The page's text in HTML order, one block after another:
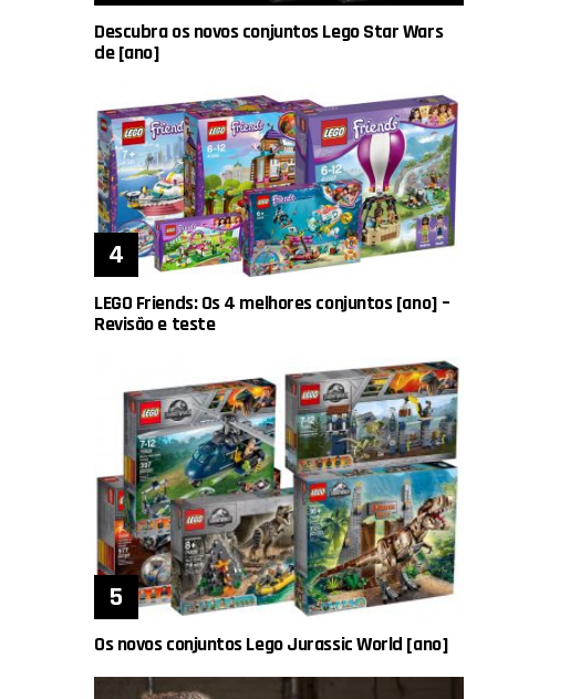
Descubra os novos conjuntos Lego Star Wars
de [ano]
LEGO Friends: Os 4 melhores conjuntos [ano] –
Revisão e teste
Os novos conjuntos Lego Jurassic World [ano]